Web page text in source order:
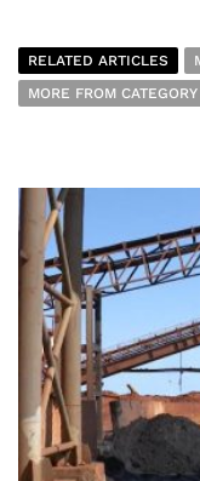
RELATED ARTICLES
MORE FROM CATEGORY